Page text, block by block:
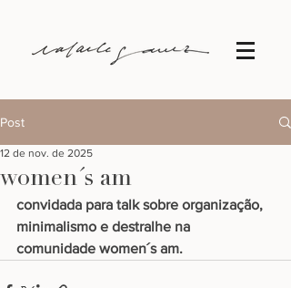
Post
women´s am
12 de nov. de 2025
convidada para talk sobre organização,
minimalismo e destralhe na
comunidade women´s am.